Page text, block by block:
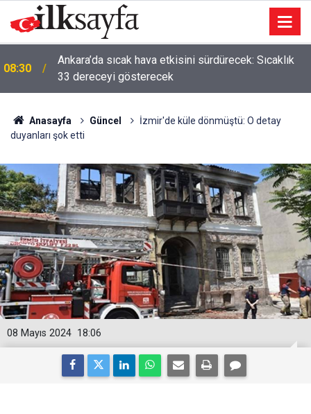
08:30
Ankara’da sıcak hava etkisini sürdürecek: Sıcaklık
33 dereceyi gösterecek
Anasayfa Güncel
İzmir'de küle dönmüştü: O detay
duyanları şok etti
18:06
08 Mayıs 2024